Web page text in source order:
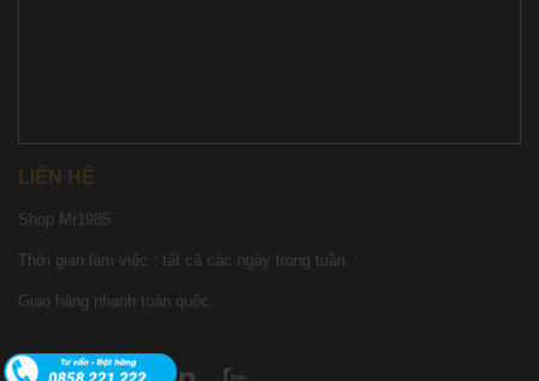
LIÊN HỆ
Shop Mr1985
Thời gian làm việc : tất cả các ngày trong tuần.
Giao hàng nhanh toàn quốc.